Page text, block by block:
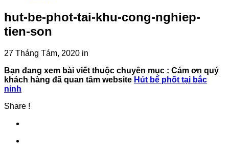
hut-be-phot-tai-khu-cong-nghiep-
tien-son
27 Tháng Tám, 2020 in
Bạn đang xem bài viết thuộc chuyên mục : Cám ơn quý
khách hàng đã quan tâm website Hút bể phốt tại bắc
ninh
Share !